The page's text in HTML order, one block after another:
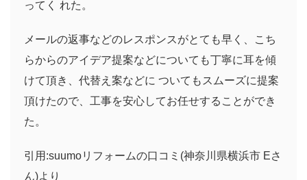
ってく れた。
メールの返事などのレスポンスがとても早く、こち
らからのアイデア提案などについても丁寧に耳を傾
けて頂き、代替え案などに ついてもスムーズに提案
頂けたので、工事を安心してお任せすることができ
た。
引用:suumoリフォームの口コミ(神奈川県横浜市 Eさ
ん)より